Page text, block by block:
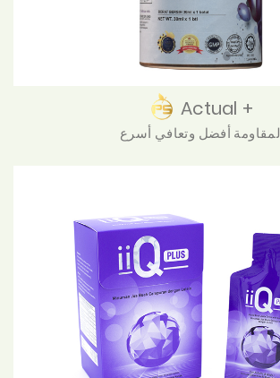
Actual +
لمقاومة أفضل وتعافي أسرع